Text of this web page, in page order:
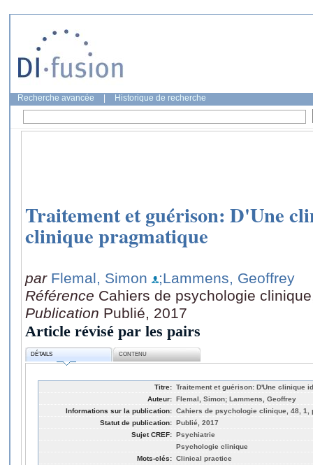
Recherche avancée Historique de recherche
Traitement et guérison: D'Une
clinique pragmatique
par Flemal, Simon
;Lammens, Geoffrey
Référence Cahiers de psychologie
Publication Publié, 2017
Article révisé par les pairs
DÉTAILS CONTENU
Titre: Traitement et guérison: D'Une clinique
Auteur: Flemal, Simon; Lammens, Geoffrey
Informations sur la publication: Cahiers de psychologie clinique, 48, 1,
Statut de publication: Publié, 2017
Sujet CREF: Psychiatrie
Psychologie clinique
Mots-clés: Clinical practice